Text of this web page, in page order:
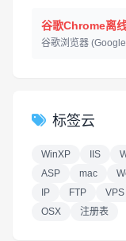
谷歌Chrome离
谷歌浏览器
标签云
WinXP IIS
ASP
mac
IP
FTP VPS
OSX
注册表